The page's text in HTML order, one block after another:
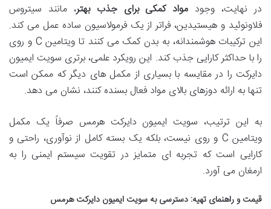
در نهایت، وجود مواد کمکی برای جذب بهتر، مانند سیتروس
فلاونوئید و هیستیدین، فراتر از یک فرمولاسیون ساده عمل می کند.
این ترکیبات هوشمندانه، به بدن کمک می کنند تا ویتامین C و روی
را با حداکثر کارایی جذب کند. این رویکرد علمی، برتری سویت ایمیون
دایرکت را در مقایسه با بسیاری از مکمل های دیگر که ممکن است
تنها به ارائه دوزهای بالای مواد فعال بسنده کنند، نشان می دهد.
به این ترتیب، سویت ایمیون دایرکت هرمس صرفاً یک مکمل
ویتامین C و روی نیست، بلکه یک بسته کامل از نوآوری، راحتی و
کارایی است که تجربه ای متمایز در تقویت سیستم ایمنی را به
ارمغان می آورد.
قیمت و راهنمای تهیه: دسترسی به سویت ایمیون دایرکت هرمس